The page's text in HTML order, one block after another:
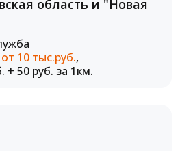
область и "Новая
от 10 тыс.руб.,
+ 50 руб. за 1км.